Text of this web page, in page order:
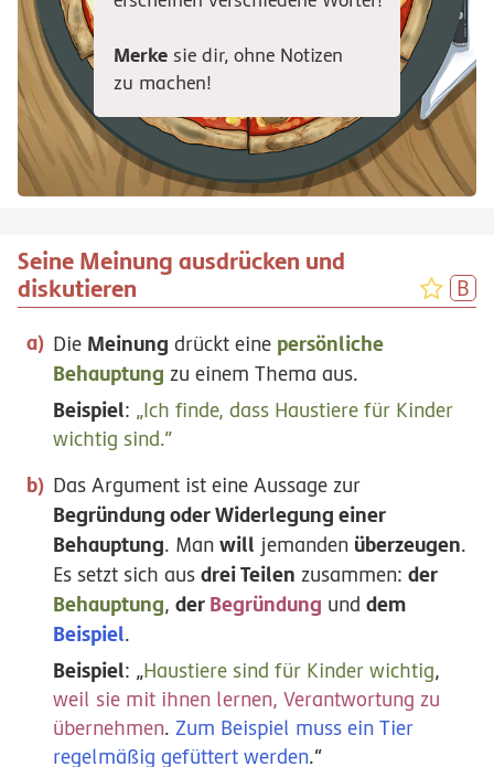
Merkesie dir, ohne Notizen
zu machen!
Seine Meinung ausdrücken und
diskutieren
Die Meinung drückt eine persönliche
Behauptung zu einem Thema aus.
Beispiel: „Ich finde, dass Haustiere für Kinder
wichtig sind.”
Das Argument ist eine Aussage zur
Begründung oder Widerlegung einer
Behauptung. Man will jemanden überzeugen.
Es setzt sich aus drei Teilen zusammen: der
Behauptung, der Begründung und dem
Beispiel.
Beispiel: „Haustiere sind für Kinder wichtig,
weil sie mit ihnen lernen, Verantwortung zu
übernehmen. Zum Beispiel muss ein Tier
regelmäßig gefüttert werden.“